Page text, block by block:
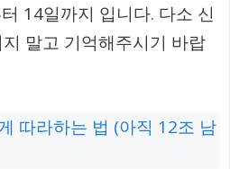
14일까지 입니다. 다소 신
말고 기억해주시기 바랍
따라하는 법 (아직 12조 남